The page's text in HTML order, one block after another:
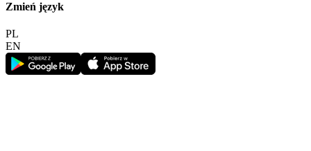
Zmień język
PL
EN